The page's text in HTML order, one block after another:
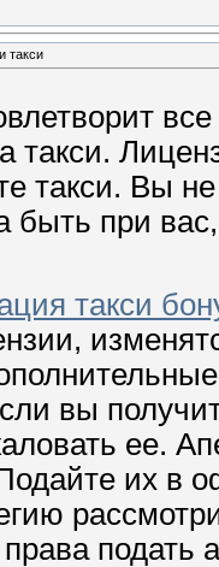
такси
такси.
такси. Вы
при
такси
вы
ее.
их в
права подать